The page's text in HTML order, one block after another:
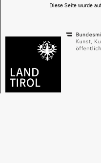
Diese Seite wurde